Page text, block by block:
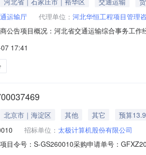
运输厅 代理单位： 河北华恒工程项目管理
公告项目概况：河北省交通运输综合事务工
采购方式：竞争性磋商预算金额：42万元最
二、申请人的资格
17:41
北京市｜海淀区 其他 其它
预算
招标单位： 太极计算机股份有限公司
目令号：S-GS260010采购申请单号：